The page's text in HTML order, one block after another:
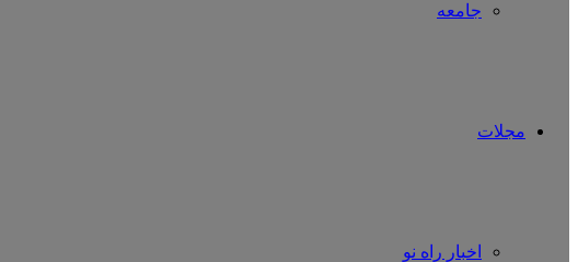
جامعه
مجلات
اخبار راه نو